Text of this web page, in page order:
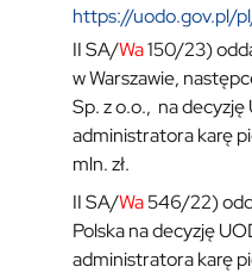
https://uodo.gov.pl/
II SA/Wa150/23)
w Warszawie,
Sp. z o.o., na decyzję
administratora karę
mln. zł.
II SA/Wa546/22)
Polska na decyzję
administratora karę